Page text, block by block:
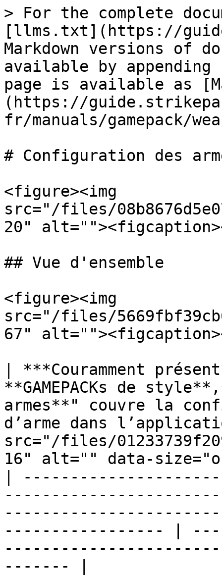
> For the complete
[llms.txt](https://
Markdown versions of
available by
page is available as
(https://
fr/manuals/gamepack/
# Configuration des
<figure><img
src="/files/
20"
## Vue d'ensemble
<figure><img
src="/files/
67"
| ***Couramment
**GAMEPACKs de
armes**" couvre la
d’arme dans
src="/files/
16" alt="" data-
|
----------------- |
------- |